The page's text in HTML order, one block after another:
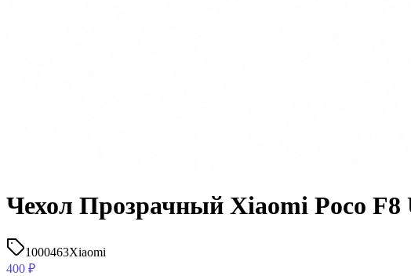
Чехол Прозрачный Xiaomi Poco
1000463Xiaomi
400 ₽